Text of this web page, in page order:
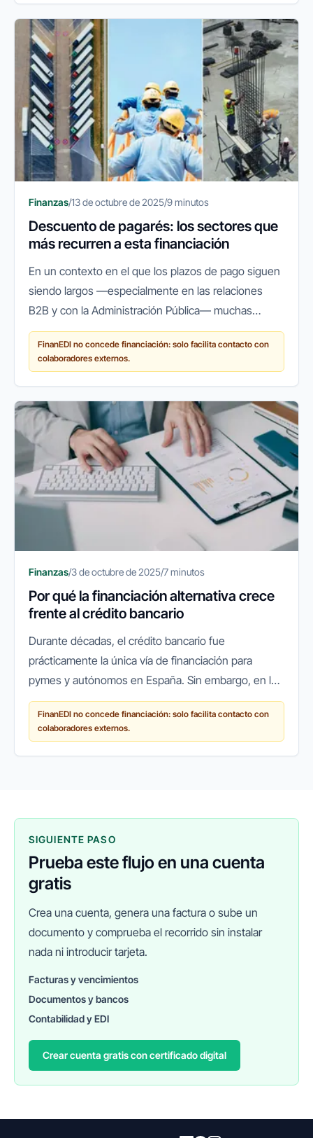
Finanzas/13 de octubre de 2025/9 minutos
Descuento de pagarés: los sectores que
más recurren a esta financiación
En un contexto en el que los plazos de pago siguen
siendo largos —especialmente en las relaciones
B2B y con la Administración Pública— muchas
empresas españolas recurren a herramientas que
les permitan mantener su...
FinanEDI no concede financiación: solo facilita contacto con
colaboradores externos.
Finanzas/3 de octubre de 2025/7 minutos
Por qué la financiación alternativa crece
frente al crédito bancario
Durante décadas, el crédito bancario fue
prácticamente la única vía de financiación para
pymes y autónomos en España. Sin embargo, en los
últimos años ha surgido un cambio de paradigma:
cada vez más empresas recurren a...
FinanEDI no concede financiación: solo facilita contacto con
colaboradores externos.
SIGUIENTE PASO
Prueba este flujo en una cuenta
gratis
Crea una cuenta, genera una factura o sube un
documento y comprueba el recorrido sin instalar
nada ni introducir tarjeta.
Facturas y vencimientos
Documentos y bancos
Contabilidad y EDI
Crear cuenta gratis con certificado digital
FINANEDI
Hablemos ahora
Pedir información sobre FinanEDI